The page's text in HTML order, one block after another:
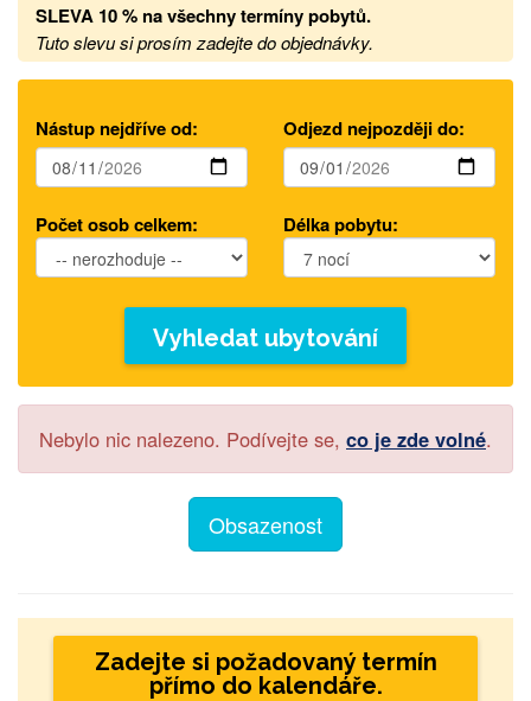
SLEVA 10 % na všechny termíny pobytů.
Tuto slevu si prosím zadejte do objednávky.
Nástup nejdříve od: Odjezd nejpozději do:
Počet osob celkem: Délka pobytu:
Vyhledat ubytování
Nebylo nic nalezeno. Podívejte se, co je zde volné.
Obsazenost
Zadejte si požadovaný termín
přímo do kalendáře.